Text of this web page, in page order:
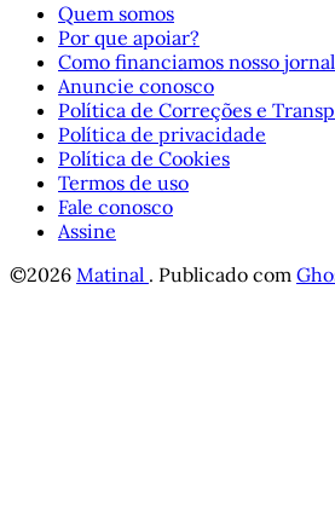
Quem somos
Por que apoiar?
Como financiamos nosso
Anuncie conosco
Política de Correções e
Política de privacidade
Política de Cookies
Termos de uso
Fale conosco
Assine
©2026 Matinal . Publicado com